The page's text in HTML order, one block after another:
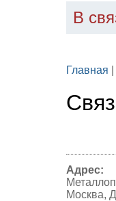
В
Главная
Адрес:
Москва,